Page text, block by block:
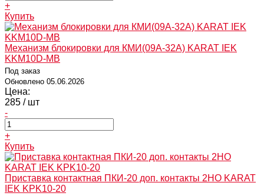
+
Купить
Механизм блокировки для КМИ(09А-32А) KARAT IEK
KKM10D-MB
Под заказ
Обновлено 05.06.2026
Цена:
285 / шт
-
+
Купить
Приставка контактная ПКИ-20 доп. контакты 2НО KARAT
IEK KPK10-20